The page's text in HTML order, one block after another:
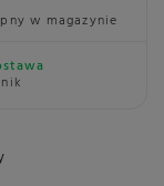
w magazynie